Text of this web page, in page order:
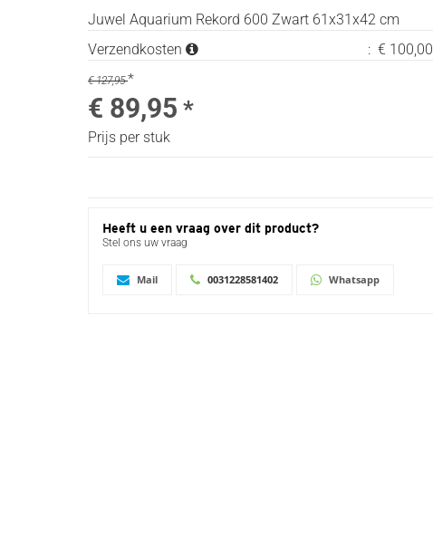
Juwel Aquarium Rekord 600 Zwart 61x31x42 cm
Verzendkosten
: € 100,00
€ 127,95*
€ 89,95 *
Prijs per stuk
Heeft u een vraag over dit product?
Stel ons uw vraag
Mail 0031228581402 Whatsapp